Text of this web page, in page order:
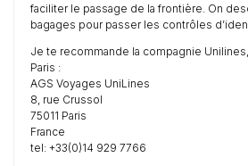
faciliter le passage de la frontière. On
bagages pour passer les contrôles
Je te recommande la compagnie
Paris :
AGS Voyages UniLines
8, rue Crussol
75011 Paris
France
tel: +33(0)14 929 7766